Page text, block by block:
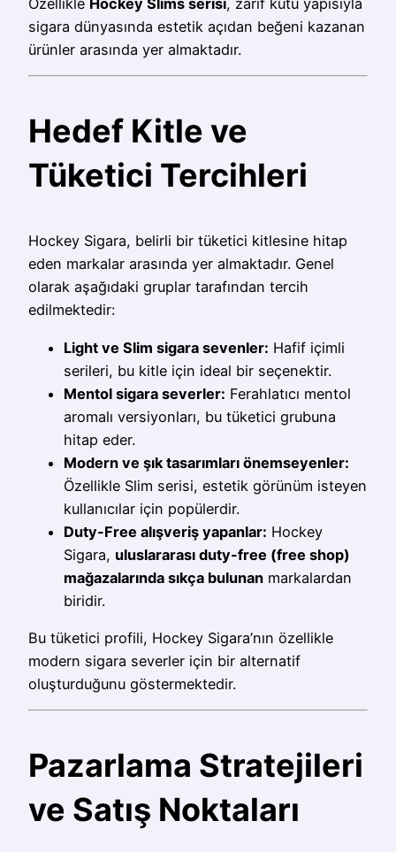
Özellikle Hockey Slims serisi, zarif kutu yapısıyla
sigara dünyasında estetik açıdan beğeni kazanan
ürünler arasında yer almaktadır.
Hedef Kitle ve
Tüketici Tercihleri
Hockey Sigara, belirli bir tüketici kitlesine hitap
eden markalar arasında yer almaktadır. Genel
olarak aşağıdaki gruplar tarafından tercih
edilmektedir:
Light ve Slim sigara sevenler: Hafif içimli
serileri, bu kitle için ideal bir seçenektir.
Mentol sigara severler: Ferahlatıcı mentol
aromalı versiyonları, bu tüketici grubuna
hitap eder.
Modern ve şık tasarımları önemseyenler:
Özellikle Slim serisi, estetik görünüm isteyen
kullanıcılar için popülerdir.
Duty-Free alışveriş yapanlar: Hockey
Sigara, uluslararası duty-free (free shop)
mağazalarında sıkça bulunan markalardan
biridir.
Bu tüketici profili, Hockey Sigara’nın özellikle
modern sigara severler için bir alternatif
oluşturduğunu göstermektedir.
Pazarlama Stratejileri
ve Satış Noktaları